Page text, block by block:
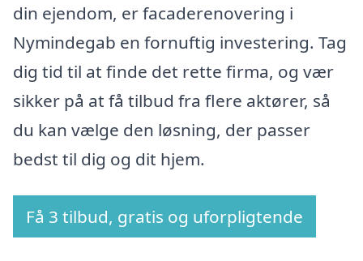
din ejendom, er facaderenovering i
Nymindegab en fornuftig investering. Tag
dig tid til at finde det rette firma, og vær
sikker på at få tilbud fra flere aktører, så
du kan vælge den løsning, der passer
bedst til dig og dit hjem.
Få 3 tilbud, gratis og uforpligtende